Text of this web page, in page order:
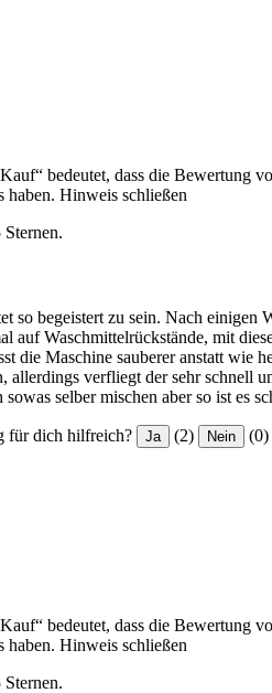
bedeutet, dass die Bewertung
haben. Hinweis schließen
so begeistert zu sein. Nach
auf Waschmittelrückstände, mit
die Maschine sauberer anstatt
allerdings verfliegt der sehr schnell
selber mischen aber so ist es
für dich hilfreich? Ja (2) Nein (0)
bedeutet, dass die Bewertung
haben. Hinweis schließen